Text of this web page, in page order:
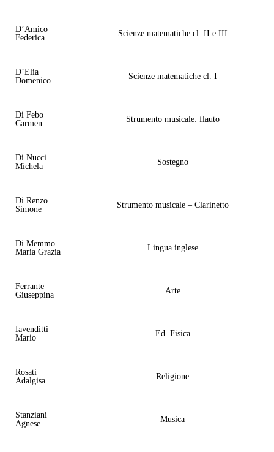
D’Amico
Federica
Scienze matematiche cl. II e III
D’Elia
Domenico
Scienze matematiche cl. I
Di Febo
Carmen
Strumento musicale: flauto
Di Nucci
Michela
Sostegno
Di Renzo
Simone
Strumento musicale – Clarinetto
Di Memmo
Maria Grazia
Lingua inglese
Ferrante
Giuseppina
Arte
Iavenditti
Mario
Ed. Fisica
Rosati
Adalgisa
Religione
Stanziani
Agnese
Musica